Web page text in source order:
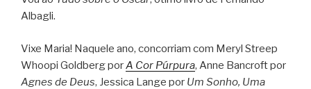
Albagli.
Vixe Maria! Naquele ano, concorriam com Meryl Streep
Whoopi Goldberg porA Cor Púrpura, Anne Bancroft por
Agnes de Deus, Jessica Lange por Um Sonho, Uma